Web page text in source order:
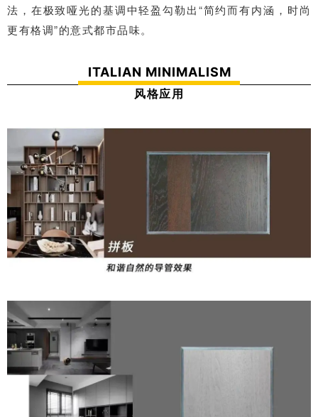
法，在极致哑光的基调中轻盈勾勒出“简约而有内涵，时尚
更有格调”的意式都市品味。
ITALIAN MINIMALISM
风格应用